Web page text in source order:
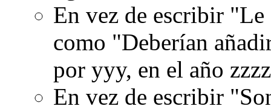
En vez de escribir
como "Deberían
por yyy, en el año
En vez de escribir